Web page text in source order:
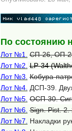
По состоянию
Лот №1. СП-26, ОП-
Лот №2. LP-34
Лот №3. Кобура-
Лот №4. ДСП-39.
Лот №5. ОСП-30.
Лот №6. Sign. Pist. 2.
Лот №7.
Накладки